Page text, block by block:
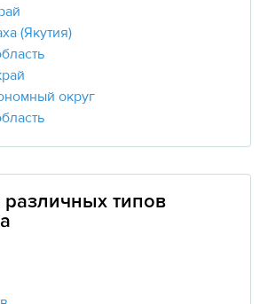
(Якутия)
округ
различных типов